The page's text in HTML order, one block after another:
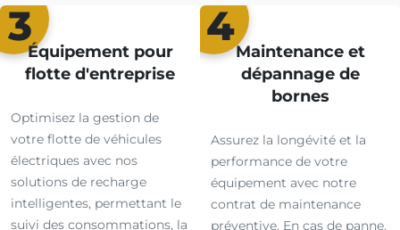
3
Équipement pour
flotte d'entreprise
Optimisez la gestion de
votre flotte de véhicules
électriques avec nos
solutions de recharge
intelligentes, permettant le
suivi des consommations, la
4
Maintenance et
dépannage de
bornes
Assurez la longévité et la
performance de votre
équipement avec notre
contrat de maintenance
préventive. En cas de panne,